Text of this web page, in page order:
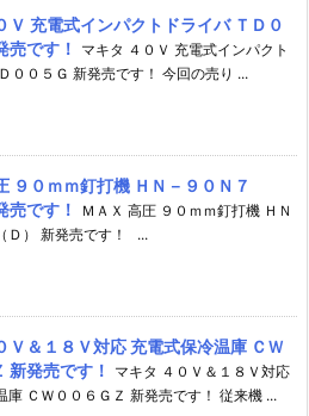
Ｖ 充電式インパクトドライバ ＴＤ０
売です！
マキタ ４０Ｖ 充電式インパクト
００５Ｇ 新発売です！ 今回の売り ...
９０ｍｍ釘打機 ＨＮ－９０Ｎ７
売です！
ＭＡＸ 高圧 ９０ｍｍ釘打機 ＨＮ
Ｄ） 新発売です！ ...
Ｖ＆１８Ｖ対応 充電式保冷温庫 ＣＷ
新発売です！
マキタ ４０Ｖ＆１８Ｖ対応
庫 ＣＷ００６ＧＺ 新発売です！ 従来機 ...